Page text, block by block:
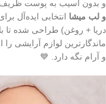
و بدون آسیب به پوست
و لب میشا انتخابی ایده‌آل
دریا + روغن) طراحی شده تا با
ماندگارترین لوازم آرایشی
و آرام نگه دارد. 💙